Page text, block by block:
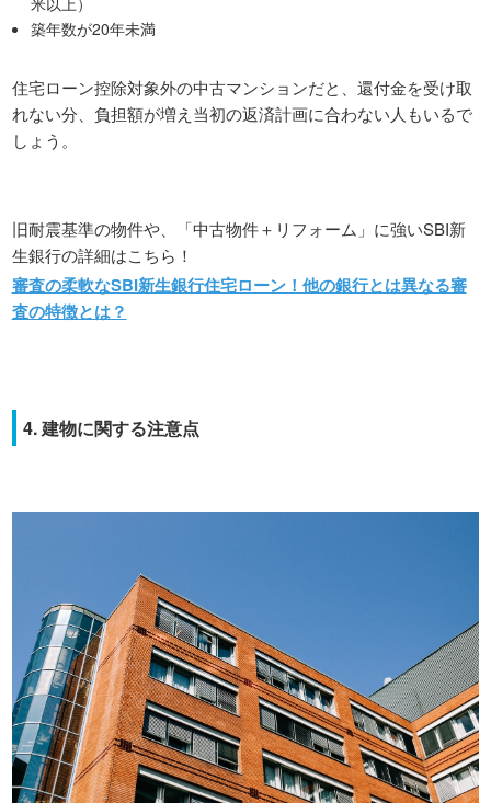
築年数が20年未満
住宅ローン控除対象外の中古マンションだと、還付金を受け取
れない分、負担額が増え当初の返済計画に合わない人もいるで
しょう。
旧耐震基準の物件や、「中古物件＋リフォーム」に強いSBI新
生銀行の詳細はこちら！
審査の柔軟なSBI新生銀行住宅ローン！他の銀行とは異なる審
査の特徴とは？
4. 建物に関する注意点